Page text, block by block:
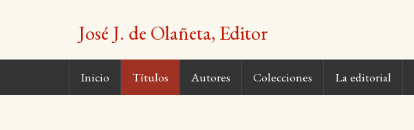
José J. de Olañeta, Editor
Inicio Títulos Autores Colecciones La editorial